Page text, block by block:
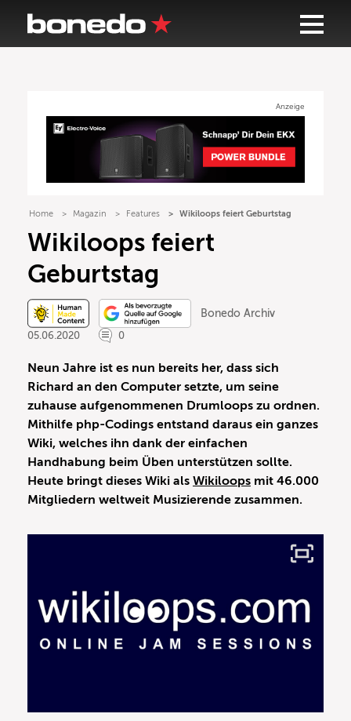
Anzeige
Home Magazin Features Wikiloops feiert Geburtstag
Wikiloops feiert
Geburtstag
Bonedo Archiv
05.06.2020
0
Neun Jahre ist es nun bereits her, dass sich
Richard an den Computer setzte, um seine
zuhause aufgenommenen Drumloops zu ordnen.
Mithilfe php-Codings entstand daraus ein ganzes
Wiki, welches ihn dank der einfachen
Handhabung beim Üben unterstützen sollte.
Heute bringt dieses Wiki als Wikiloops mit 46.000
Mitgliedern weltweit Musizierende zusammen.